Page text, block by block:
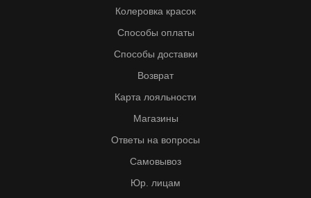
Колеровка красок
Способы оплаты
Способы доставки
Возврат
Карта лояльности
Магазины
Ответы на вопросы
Самовывоз
Юр. лицам